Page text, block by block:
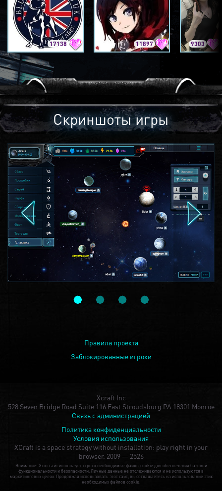
17138 11897 9303
Скриншоты игры
Правила проекта
Заблокированные игроки
Xcraft Inc
528 Seven Bridge Road Suite 116 East Stroudsburg PA 18301 Monroe
Связь с администрацией
Политика конфиденциальности
Условия использования
XCraft is a space strategy without installation: play right in your
browser. 2009 — 2526
Внимание: Этот сайт использует строго необходимые файлы cookie для обеспечения базовой
функциональности и безопасности. Личные данные не отслеживаются и не используются в
маркетинговых целях. Продолжая использовать этот сайт, вы соглашаетесь на использование этих
необходимых файлов cookie.